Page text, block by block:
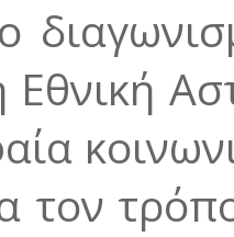
Εθνική
τον